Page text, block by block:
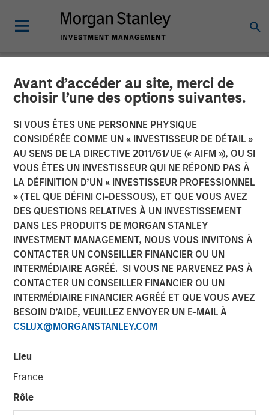
Avant d’accéder au site, merci de
choisir l’une des options suivantes.
SI VOUS ÊTES UNE PERSONNE PHYSIQUE
CONSIDÉRÉE COMME UN « INVESTISSEUR DE DÉTAIL »
AU SENS DE LA DIRECTIVE 2011/61/UE (« AIFM »), OU SI
VOUS ÊTES UN INVESTISSEUR QUI NE RÉPOND PAS À
LA DÉFINITION D’UN « INVESTISSEUR PROFESSIONNEL
» (TEL QUE DÉFINI CI-DESSOUS), ET QUE VOUS AVEZ
DES QUESTIONS RELATIVES À UN INVESTISSEMENT
DANS LES PRODUITS DE MORGAN STANLEY
INVESTMENT MANAGEMENT, NOUS VOUS INVITONS À
CONTACTER UN CONSEILLER FINANCIER OU UN
INTERMÉDIAIRE AGRÉÉ. SI VOUS NE PARVENEZ PAS À
CONTACTER UN CONSEILLER FINANCIER OU UN
INTERMÉDIAIRE FINANCIER AGRÉÉ ET QUE VOUS AVEZ
BESOIN D’AIDE, VEUILLEZ ENVOYER UN E-MAIL À
CSLUX@MORGANSTANLEY.COM
Lieu
France
Rôle
GLOBAL EQUITY OBSERVER INSIGHTS
Video: The high stakes of
cybersecurity
05 JUIN 2026
Greg Heywood
Vice President
Isabelle Mast
Executive Director